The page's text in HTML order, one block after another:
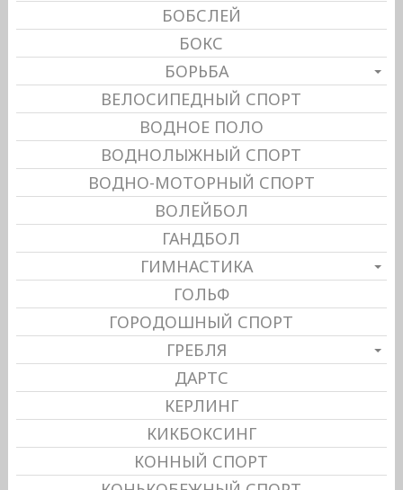
БОБСЛЕЙ
БОКС
БОРЬБА
ВЕЛОСИПЕДНЫЙ СПОРТ
ВОДНОЕ ПОЛО
ВОДНОЛЫЖНЫЙ СПОРТ
ВОДНО-МОТОРНЫЙ СПОРТ
ВОЛЕЙБОЛ
ГАНДБОЛ
ГИМНАСТИКА
ГОЛЬФ
ГОРОДОШНЫЙ СПОРТ
ГРЕБЛЯ
ДАРТС
КЕРЛИНГ
КИКБОКСИНГ
КОННЫЙ СПОРТ